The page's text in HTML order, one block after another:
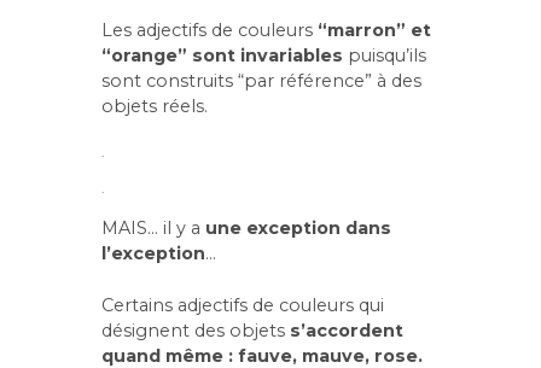
Les adjectifs de couleurs “marron” et
“orange” sont invariables puisqu’ils
sont construits “par référence” à des
objets réels.
.
MAIS… il y a une exception dans
l’exception…
Certains adjectifs de couleurs qui
désignent des objets s’accordent
quand même : fauve, mauve, rose.